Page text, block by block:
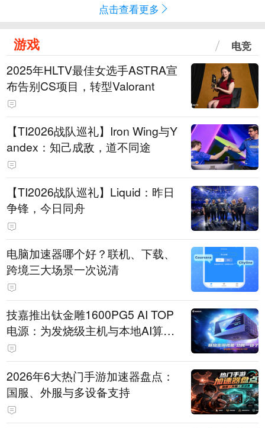
点击查看更多
游戏 电竞
2025年HLTV最佳女选手ASTRA宣
布告别CS项目，转型Valorant
【TI2026战队巡礼】Iron Wing与Y
andex：知己成敌，道不同途
【TI2026战队巡礼】Liquid：昨日
争锋，今日同舟
电脑加速器哪个好？联机、下载、
跨境三大场景一次说清
技嘉推出钛金雕1600PG5 AI TOP
电源：为发烧级主机与本地AI算力
打造旗舰供电方案
2026年6大热门手游加速器盘点：
国服、外服与多设备支持